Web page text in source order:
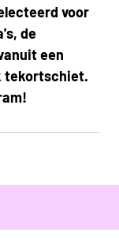
voor
de
een
tekortschiet.